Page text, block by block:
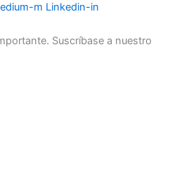
m Linkedin-in
Suscríbase a nuestro